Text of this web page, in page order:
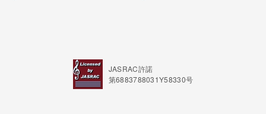
JASRAC許諾
第6883788031Y58330号